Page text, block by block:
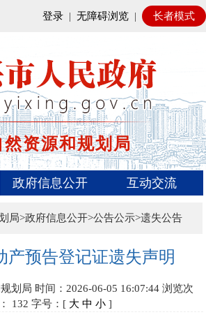
登录 | 无障碍浏览 | 长者模式
然资源和规划局
政府信息公开 互动交流
局>政府信息公开>公告公示>遗失公告
产预告登记证遗失声明
划局 时间：2026-06-05 16:07:44 浏览次
132 字号：[ 大 中 小]